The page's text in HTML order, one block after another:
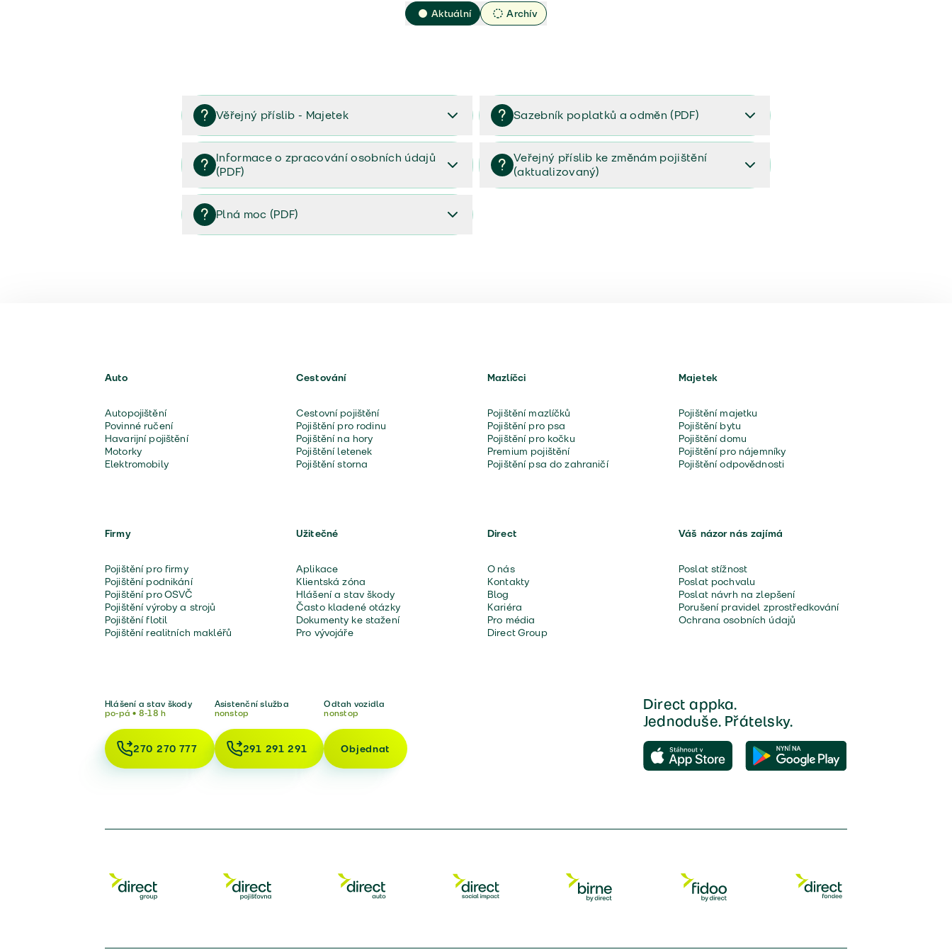
Aktuální Archív
Věřejný příslib - Majetek
Věřejný příslib majetek 2023
Sazebník poplatků a odměn (PDF)
Sazebník poplatků a odměn (PDF)
Informace o zpracování osobních údajů
(PDF)
Informace o zpracování osobních údajů (PDF)
Veřejný příslib ke změnám pojištění
(aktualizovaný)
Plná moc (PDF)
Auto
Autopojištění
Povinné ručení
Havarijní pojištění
Motorky
Elektromobily
Cestování
Cestovní pojištění
Pojištění pro rodinu
Pojištění na hory
Pojištění letenek
Pojištění storna
Mazlíčci
Pojištění mazlíčků
Pojištění pro psa
Pojištění pro kočku
Premium pojištění
Pojištění psa do zahraničí
Majetek
Pojištění majetku
Pojištění bytu
Pojištění domu
Pojištění pro nájemníky
Pojištění odpovědnosti
Firmy
Pojištění pro firmy
Pojištění podnikání
Pojištění pro OSVČ
Pojištění výroby a strojů
Pojištění flotil
Pojištění realitních makléřů
Užitečné
Aplikace
Klientská zóna
Hlášení a stav škody
Často kladené otázky
Dokumenty ke stažení
Pro vývojáře
Direct
O nás
Kontakty
Blog
Kariéra
Pro média
Direct Group
Váš názor nás zajímá
Poslat stížnost
Poslat pochvalu
Poslat návrh na zlepšení
Porušení pravidel zprostředkování
Ochrana osobních údajů
Hlášení a stav škody
po-pá • 8-18 h
270 270 777
Asistenční služba
nonstop
291 291 291
Odtah vozidla
nonstop
Objednat
Direct appka.
Jednoduše. Přátelsky.